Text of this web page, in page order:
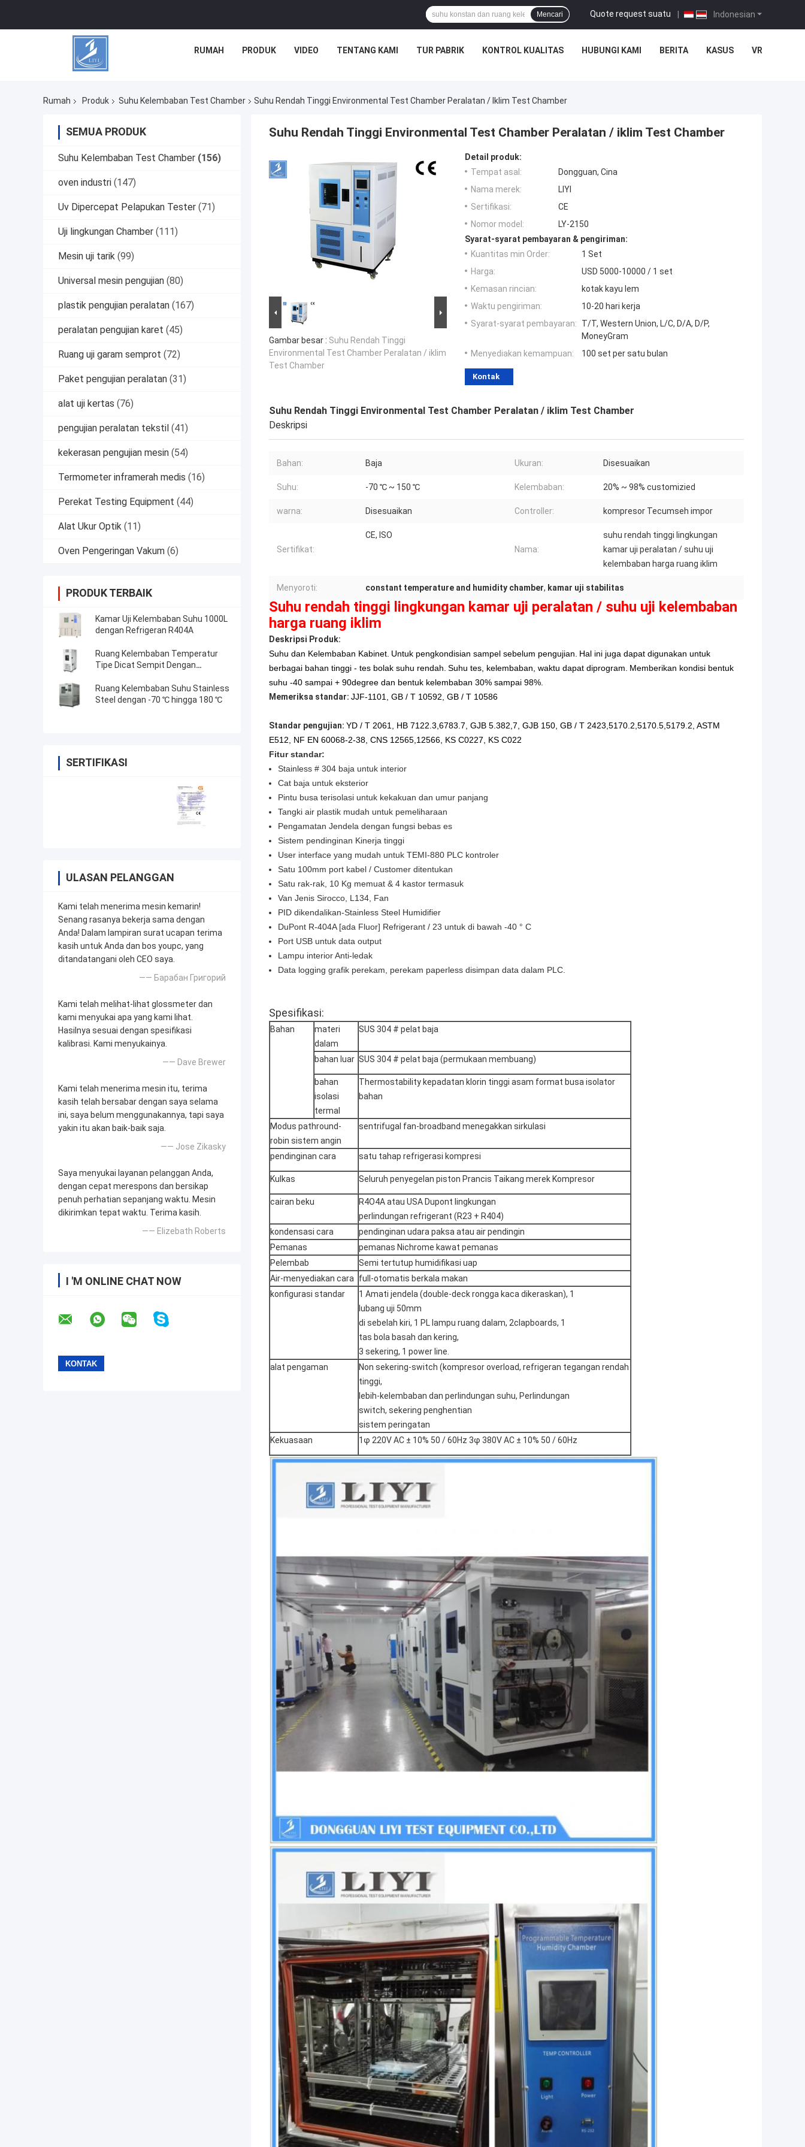
Indonesian
Quote request suatu |
Mencari
RUMAH PRODUK VIDEO TENTANG KAMI TUR PABRIK KONTROL KUALITAS HUBUNGI KAMI BERITA KASUS VR
Rumah Produk Suhu Kelembaban Test Chamber Suhu Rendah Tinggi Environmental Test Chamber Peralatan / Iklim Test Chamber
SEMUA PRODUK
Suhu Kelembaban Test Chamber (156)
oven industri (147)
Uv Dipercepat Pelapukan Tester (71)
Uji lingkungan Chamber (111)
Mesin uji tarik (99)
Universal mesin pengujian (80)
plastik pengujian peralatan (167)
peralatan pengujian karet (45)
Ruang uji garam semprot (72)
Paket pengujian peralatan (31)
alat uji kertas (76)
pengujian peralatan tekstil (41)
kekerasan pengujian mesin (54)
Termometer inframerah medis (16)
Perekat Testing Equipment (44)
Alat Ukur Optik (11)
Oven Pengeringan Vakum (6)
PRODUK TERBAIK
Kamar Uji Kelembaban Suhu 1000L
dengan Refrigeran R404A
Ruang Kelembaban Temperatur
Tipe Dicat Sempit Dengan
Ruang Kelembaban Suhu Stainless
Steel dengan -70 ℃ hingga 180 ℃
SERTIFIKASI
ULASAN PELANGGAN
Kami telah menerima mesin kemarin!
Senang rasanya bekerja sama dengan
Anda! Dalam lampiran surat ucapan terima
kasih untuk Anda dan bos youpc, yang
ditandatangani oleh CEO saya.
—— Барабан Григорий
Kami telah melihat-lihat glossmeter dan
kami menyukai apa yang kami lihat.
Hasilnya sesuai dengan spesifikasi
kalibrasi. Kami menyukainya.
—— Dave Brewer
Kami telah menerima mesin itu, terima
kasih telah bersabar dengan saya selama
ini, saya belum menggunakannya, tapi saya
yakin itu akan baik-baik saja.
—— Jose Zikasky
Saya menyukai layanan pelanggan Anda,
dengan cepat merespons dan bersikap
penuh perhatian sepanjang waktu. Mesin
dikirimkan tepat waktu. Terima kasih.
—— Elizebath Roberts
I 'M ONLINE CHAT NOW
Suhu Rendah Tinggi Environmental Test Chamber Peralatan / iklim Test Chamber
Gambar besar : Suhu Rendah Tinggi
Environmental Test Chamber Peralatan / iklim
Test Chamber
Detail produk:
Tempat asal:
Dongguan, Cina
Nama merek:
LIYI
Sertifikasi:
CE
Nomor model:
LY-2150
Syarat-syarat pembayaran & pengiriman:
Kuantitas min Order:
1 Set
Harga:
USD 5000-10000 / 1 set
Kemasan rincian:
kotak kayu lem
Waktu pengiriman:
10-20 hari kerja
Syarat-syarat pembayaran:
T/T, Western Union, L/C, D/A, D/P,
MoneyGram
Menyediakan kemampuan:
100 set per satu bulan
Kontak
Suhu Rendah Tinggi Environmental Test Chamber Peralatan / iklim Test Chamber
Deskripsi
Bahan: Baja Ukuran: Disesuaikan
Suhu: -70 ℃ ~ 150 ℃ Kelembaban: 20% ~ 98% customizied
warna: Disesuaikan Controller: kompresor Tecumseh impor
Sertifikat:
CE, ISO
Nama:
suhu rendah tinggi lingkungan
kamar uji peralatan / suhu uji
kelembaban harga ruang iklim
Menyoroti: constant temperature and humidity chamber, kamar uji stabilitas
Suhu rendah tinggi lingkungan kamar uji peralatan / suhu uji kelembaban
harga ruang iklim
Deskripsi Produk:
Suhu dan Kelembaban Kabinet. Untuk pengkondisian sampel sebelum pengujian. Hal ini juga dapat digunakan untuk
berbagai bahan tinggi - tes bolak suhu rendah. Suhu tes, kelembaban, waktu dapat diprogram. Memberikan kondisi bentuk
suhu -40 sampai + 90degree dan bentuk kelembaban 30% sampai 98%.
Memeriksa standar: JJF-1101, GB / T 10592, GB / T 10586
Standar pengujian: YD / T 2061, HB 7122.3,6783.7, GJB 5.382,7, GJB 150, GB / T 2423,5170.2,5170.5,5179.2, ASTM
E512, NF EN 60068-2-38, CNS 12565,12566, KS C0227, KS C022
Fitur standar:
Stainless # 304 baja untuk interior
Cat baja untuk eksterior
Pintu busa terisolasi untuk kekakuan dan umur panjang
Tangki air plastik mudah untuk pemeliharaan
Pengamatan Jendela dengan fungsi bebas es
Sistem pendinginan Kinerja tinggi
User interface yang mudah untuk TEMI-880 PLC kontroler
Satu 100mm port kabel / Customer ditentukan
Satu rak-rak, 10 Kg memuat & 4 kastor termasuk
Van Jenis Sirocco, L134, Fan
PID dikendalikan-Stainless Steel Humidifier
DuPont R-404A [ada Fluor] Refrigerant / 23 untuk di bawah -40 ° C
Port USB untuk data output
Lampu interior Anti-ledak
Data logging grafik perekam, perekam paperless disimpan data dalam PLC.
Spesifikasi:
Bahan
materi
dalam
SUS 304 # pelat baja
bahan luar SUS 304 # pelat baja (permukaan membuang)
bahan
isolasi
termal
Thermostability kepadatan klorin tinggi asam format busa isolator
bahan
Modus pathround-
robin sistem angin
sentrifugal fan-broadband menegakkan sirkulasi
pendinginan cara satu tahap refrigerasi kompresi
Kulkas Seluruh penyegelan piston Prancis Taikang merek Kompresor
cairan beku
R4O4A atau USA Dupont lingkungan
perlindungan refrigerant (R23 + R404)
kondensasi cara
pendinginan udara paksa atau air pendingin
Pemanas
pemanas Nichrome kawat pemanas
Pelembab
Semi tertutup humidifikasi uap
Air-menyediakan cara full-otomatis berkala makan
konfigurasi standar
1 Amati jendela (double-deck rongga kaca dikeraskan), 1
lubang uji 50mm
di sebelah kiri, 1 PL lampu ruang dalam, 2clapboards, 1
tas bola basah dan kering,
3 sekering, 1 power line.
alat pengaman
Non sekering-switch (kompresor overload, refrigeran tegangan rendah
tinggi,
lebih-kelembaban dan perlindungan suhu, Perlindungan
switch, sekering penghentian
sistem peringatan
Kekuasaan
1φ 220V AC ± 10% 50 / 60Hz 3φ 380V AC ± 10% 50 / 60Hz